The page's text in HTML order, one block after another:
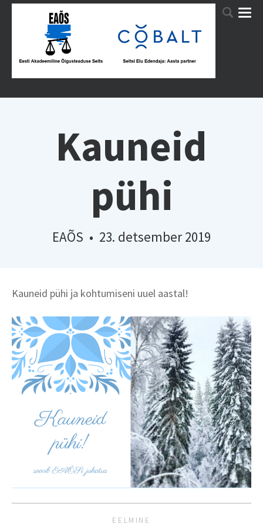
Kauneid
pühi
EAÕS • 23. detsember 2019
Kauneid pühi ja kohtumiseni uuel aastal!
EELMINE